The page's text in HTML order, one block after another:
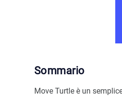
Sommario
Move Turtle è un